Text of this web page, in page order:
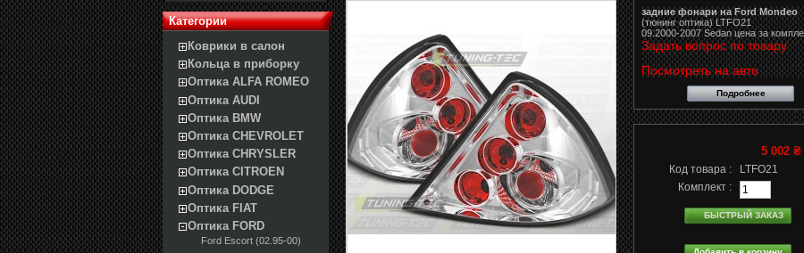
Категории
Коврики в салон
Кольца в приборку
Оптика ALFA ROMEO
Оптика AUDI
Оптика BMW
Оптика CHEVROLET
Оптика CHRYSLER
Оптика CITROEN
Оптика DODGE
Оптика FIAT
Оптика FORD
Ford Escort (02.95-00)
задние фонари на Ford Mondeo
(тюнинг оптика) LTFO21
09.2000-2007 Sedan цена за
Задать вопрос по товару
Посмотреть на авто
Подробнее
5 002 ₴
Код товара :
LTFO21
Комплект :
БЫСТРЫЙ ЗАКАЗ